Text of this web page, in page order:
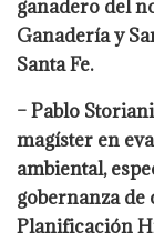
ganadero del
Ganadería y
Santa Fe.
– Pablo
magíster en
ambiental,
gobernanza
Planificación